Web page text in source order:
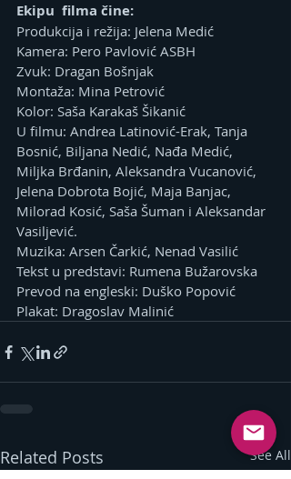
Ekipu  filma čine:
Produkcija i režija: Jelena Medić
Kamera: Pero Pavlović ASBH
Zvuk: Dragan Bošnjak
Montaža: Mina Petrović
Kolor: Saša Karakaš Šikanić
U filmu: Andrea Latinović-Erak, Tanja
Bosnić, Biljana Nedić, Nađa Medić,
Miljka Brđanin, Aleksandra Vucanović,
Jelena Dobrota Bojić, Maja Banjac,
Milorad Kosić, Saša Šuman i Aleksandar
Vasiljević.
Muzika: Arsen Čarkić, Nenad Vasilić
Tekst u predstavi: Rumena Bužarovska
Prevod na engleski: Duško Popović
Plakat: Dragoslav Malinić
Related Posts See All